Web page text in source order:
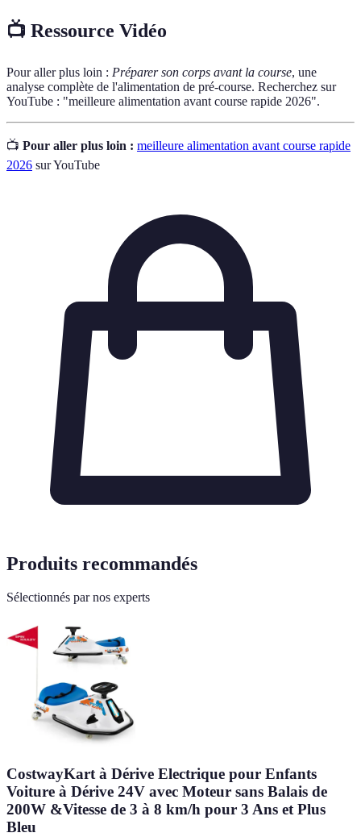
📺 Ressource Vidéo
Pour aller plus loin : Préparer son corps avant la course, une
analyse complète de l'alimentation de pré-course. Recherchez sur
YouTube : "meilleure alimentation avant course rapide 2026".
📺 Pour aller plus loin : meilleure alimentation avant course rapide
2026 sur YouTube
Produits recommandés
Sélectionnés par nos experts
CostwayKart à Dérive Electrique pour Enfants
Voiture à Dérive 24V avec Moteur sans Balais de
200W &Vitesse de 3 à 8 km/h pour 3 Ans et Plus
Bleu